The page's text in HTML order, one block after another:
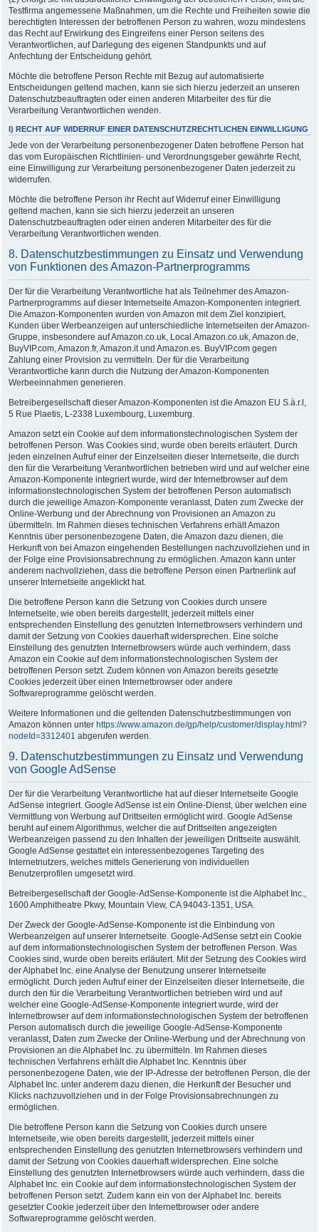
Testfirma angemessene Maßnahmen, um die Rechte und Freiheiten sowie die
berechtigten Interessen der betroffenen Person zu wahren, wozu mindestens
das Recht auf Erwirkung des Eingreifens einer Person seitens des
Verantwortlichen, auf Darlegung des eigenen Standpunkts und auf
Anfechtung der Entscheidung gehört.
Möchte die betroffene Person Rechte mit Bezug auf automatisierte
Entscheidungen geltend machen, kann sie sich hierzu jederzeit an unseren
Datenschutzbeauftragten oder einen anderen Mitarbeiter des für die
Verarbeitung Verantwortlichen wenden.
I) RECHT AUF WIDERRUF EINER DATENSCHUTZRECHTLICHEN EINWILLIGUNG
Jede von der Verarbeitung personenbezogener Daten betroffene Person hat
das vom Europäischen Richtlinien- und Verordnungsgeber gewährte Recht,
eine Einwilligung zur Verarbeitung personenbezogener Daten jederzeit zu
widerrufen.
Möchte die betroffene Person ihr Recht auf Widerruf einer Einwilligung
geltend machen, kann sie sich hierzu jederzeit an unseren
Datenschutzbeauftragten oder einen anderen Mitarbeiter des für die
Verarbeitung Verantwortlichen wenden.
8. Datenschutzbestimmungen zu Einsatz und Verwendung
von Funktionen des Amazon-Partnerprogramms
Der für die Verarbeitung Verantwortliche hat als Teilnehmer des Amazon-
Partnerprogramms auf dieser Internetseite Amazon-Komponenten integriert.
Die Amazon-Komponenten wurden von Amazon mit dem Ziel konzipiert,
Kunden über Werbeanzeigen auf unterschiedliche Internetseiten der Amazon-
Gruppe, insbesondere auf Amazon.co.uk, Local.Amazon.co.uk, Amazon.de,
BuyVIP.com, Amazon.fr, Amazon.it und Amazon.es. BuyVIP.com gegen
Zahlung einer Provision zu vermitteln. Der für die Verarbeitung
Verantwortliche kann durch die Nutzung der Amazon-Komponenten
Werbeeinnahmen generieren.
Betreibergesellschaft dieser Amazon-Komponenten ist die Amazon EU S.à.r.l,
5 Rue Plaetis, L-2338 Luxembourg, Luxemburg.
Amazon setzt ein Cookie auf dem informationstechnologischen System der
betroffenen Person. Was Cookies sind, wurde oben bereits erläutert. Durch
jeden einzelnen Aufruf einer der Einzelseiten dieser Internetseite, die durch
den für die Verarbeitung Verantwortlichen betrieben wird und auf welcher eine
Amazon-Komponente integriert wurde, wird der Internetbrowser auf dem
informationstechnologischen System der betroffenen Person automatisch
durch die jeweilige Amazon-Komponente veranlasst, Daten zum Zwecke der
Online-Werbung und der Abrechnung von Provisionen an Amazon zu
übermitteln. Im Rahmen dieses technischen Verfahrens erhält Amazon
Kenntnis über personenbezogene Daten, die Amazon dazu dienen, die
Herkunft von bei Amazon eingehenden Bestellungen nachzuvollziehen und in
der Folge eine Provisionsabrechnung zu ermöglichen. Amazon kann unter
anderem nachvollziehen, dass die betroffene Person einen Partnerlink auf
unserer Internetseite angeklickt hat.
Die betroffene Person kann die Setzung von Cookies durch unsere
Internetseite, wie oben bereits dargestellt, jederzeit mittels einer
entsprechenden Einstellung des genutzten Internetbrowsers verhindern und
damit der Setzung von Cookies dauerhaft widersprechen. Eine solche
Einstellung des genutzten Internetbrowsers würde auch verhindern, dass
Amazon ein Cookie auf dem informationstechnologischen System der
betroffenen Person setzt. Zudem können von Amazon bereits gesetzte
Cookies jederzeit über einen Internetbrowser oder andere
Softwareprogramme gelöscht werden.
Weitere Informationen und die geltenden Datenschutzbestimmungen von
Amazon können unter https://www.amazon.de/gp/help/customer/display.html?
nodeId=3312401 abgerufen werden.
9. Datenschutzbestimmungen zu Einsatz und Verwendung
von Google AdSense
Der für die Verarbeitung Verantwortliche hat auf dieser Internetseite Google
AdSense integriert. Google AdSense ist ein Online-Dienst, über welchen eine
Vermittlung von Werbung auf Drittseiten ermöglicht wird. Google AdSense
beruht auf einem Algorithmus, welcher die auf Drittseiten angezeigten
Werbeanzeigen passend zu den Inhalten der jeweiligen Drittseite auswählt.
Google AdSense gestattet ein interessenbezogenes Targeting des
Internetnutzers, welches mittels Generierung von individuellen
Benutzerprofilen umgesetzt wird.
Betreibergesellschaft der Google-AdSense-Komponente ist die Alphabet Inc.,
1600 Amphitheatre Pkwy, Mountain View, CA 94043-1351, USA.
Der Zweck der Google-AdSense-Komponente ist die Einbindung von
Werbeanzeigen auf unserer Internetseite. Google-AdSense setzt ein Cookie
auf dem informationstechnologischen System der betroffenen Person. Was
Cookies sind, wurde oben bereits erläutert. Mit der Setzung des Cookies wird
der Alphabet Inc. eine Analyse der Benutzung unserer Internetseite
ermöglicht. Durch jeden Aufruf einer der Einzelseiten dieser Internetseite, die
durch den für die Verarbeitung Verantwortlichen betrieben wird und auf
welcher eine Google-AdSense-Komponente integriert wurde, wird der
Internetbrowser auf dem informationstechnologischen System der betroffenen
Person automatisch durch die jeweilige Google-AdSense-Komponente
veranlasst, Daten zum Zwecke der Online-Werbung und der Abrechnung von
Provisionen an die Alphabet Inc. zu übermitteln. Im Rahmen dieses
technischen Verfahrens erhält die Alphabet Inc. Kenntnis über
personenbezogene Daten, wie der IP-Adresse der betroffenen Person, die der
Alphabet Inc. unter anderem dazu dienen, die Herkunft der Besucher und
Klicks nachzuvollziehen und in der Folge Provisionsabrechnungen zu
ermöglichen.
Die betroffene Person kann die Setzung von Cookies durch unsere
Internetseite, wie oben bereits dargestellt, jederzeit mittels einer
entsprechenden Einstellung des genutzten Internetbrowsers verhindern und
damit der Setzung von Cookies dauerhaft widersprechen. Eine solche
Einstellung des genutzten Internetbrowsers würde auch verhindern, dass die
Alphabet Inc. ein Cookie auf dem informationstechnologischen System der
betroffenen Person setzt. Zudem kann ein von der Alphabet Inc. bereits
gesetzter Cookie jederzeit über den Internetbrowser oder andere
Softwareprogramme gelöscht werden.